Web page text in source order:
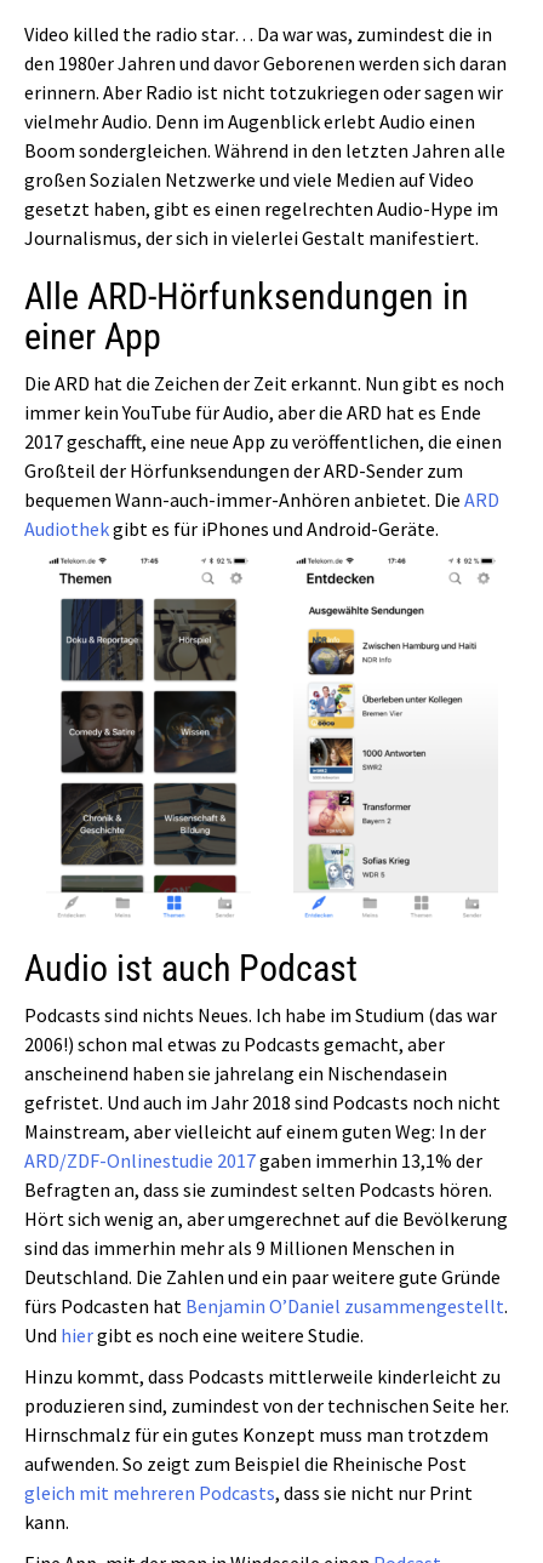
Video killed the radio star… Da war was, zumindest die in
den 1980er Jahren und davor Geborenen werden sich daran
erinnern. Aber Radio ist nicht totzukriegen oder sagen wir
vielmehr Audio. Denn im Augenblick erlebt Audio einen
Boom sondergleichen. Während in den letzten Jahren alle
großen Sozialen Netzwerke und viele Medien auf Video
gesetzt haben, gibt es einen regelrechten Audio-Hype im
Journalismus, der sich in vielerlei Gestalt manifestiert.
Alle ARD-Hörfunksendungen in
einer App
Die ARD hat die Zeichen der Zeit erkannt. Nun gibt es noch
immer kein YouTube für Audio, aber die ARD hat es Ende
2017 geschafft, eine neue App zu veröffentlichen, die einen
Großteil der Hörfunksendungen der ARD-Sender zum
bequemen Wann-auch-immer-Anhören anbietet. Die ARD
Audiothekgibt es für iPhones und Android-Geräte.
Audio ist auch Podcast
Podcasts sind nichts Neues. Ich habe im Studium (das war
2006!) schon mal etwas zu Podcasts gemacht, aber
anscheinend haben sie jahrelang ein Nischendasein
gefristet. Und auch im Jahr 2018 sind Podcasts noch nicht
Mainstream, aber vielleicht auf einem guten Weg: In der
ARD/ZDF-Onlinestudie 2017gaben immerhin 13,1% der
Befragten an, dass sie zumindest selten Podcasts hören.
Hört sich wenig an, aber umgerechnet auf die Bevölkerung
sind das immerhin mehr als 9 Millionen Menschen in
Deutschland. Die Zahlen und ein paar weitere gute Gründe
fürs Podcasten hat Benjamin O’Daniel zusammengestellt.
Und hiergibt es noch eine weitere Studie.
Hinzu kommt, dass Podcasts mittlerweile kinderleicht zu
produzieren sind, zumindest von der technischen Seite her.
Hirnschmalz für ein gutes Konzept muss man trotzdem
aufwenden. So zeigt zum Beispiel die Rheinische Post
gleich mit mehreren Podcasts, dass sie nicht nur Print
kann.